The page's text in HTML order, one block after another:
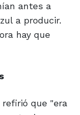
antes a
a producir.
hay que
que "era